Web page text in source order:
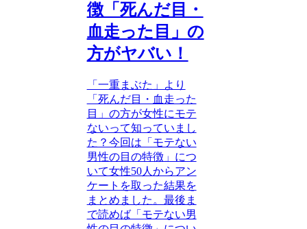
徴「死んだ目・
血走った目」の
方がヤバい！
「一重まぶた」より
「死んだ目・血走った
目」の方が女性にモテ
ないって知っていまし
た？今回は「モテない
男性の目の特徴」につ
いて女性50人からアン
ケートを取った結果を
まとめました。最後ま
で読めば「モテない男